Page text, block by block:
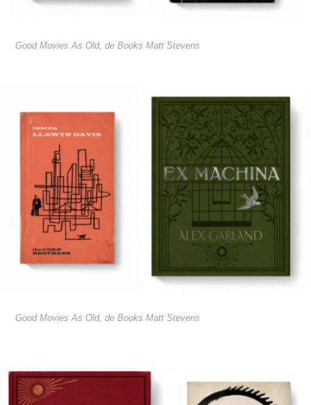
Good Movies As Old, de Books Matt Stevens
Good Movies As Old, de Books Matt Stevens